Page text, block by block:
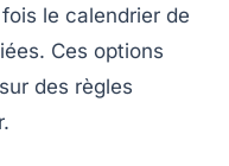
le calendrier de
Ces options
des règles